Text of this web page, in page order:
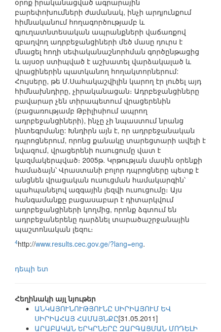
օրոք իրականացված ագրարային
բարեփոխումների ժամանակ, ինչի արդյունքում
հիմնականում հողագործությամբ և
գյուղատնտեսական ապրանքների վաճառքով
զբաղվող ադրբեջանցիների մեծ մասը դուրս է
մնացել հողի սեփականաշնորհման գործընթացից
և այսօր ստիպված է աշխատել վարձակալած և
վրացիներին պատկանող հողակտորներում:
Հույսերը, թե Մ.Սահակաշվիլին կարող էր լուծել այդ
հիմնախնդիրը, չիրականացան։ Ադրբեջանցիները
բավարար չեն տիրապետում վրացերենին
(բացառությամբ Թբիլիսիում ապրող
ադրբեջանցիների), ինչը չի նպաստում նրանց
ինտեգրմանը: Խնդիրն այն է, որ ադրբեջանական
դպրոցներում, որոնց քանակը տարեցտարի ավելի է
նվազում, վրացերենի ուսուցումը վատ է
կազմակերպված։ 2005թ. Կրթության մասին օրենքի
համաձայն՝ Վրաստանի բոլոր դպրոցները պետք է
անցնեն վրացական ուսուցման համակարգին՝
պահպանելով ազգային լեզվի ուսուցումը։ Այս
հանգամանքը բացասաբար է դիտարկվում
ադրբեջանցիների կողմից, որոնք ձգտում են
ադրբեջաներենը դարձնել տարածաշրջանային
պաշտոնական լեզու։
4http://www.results.cec.gov.ge/?lang=eng.
դեպի ետ
Հեղինակի այլ նյութեր
ԱՆԿԱՅՈՒՆՈՒԹՅՈՒՆԸ ՍԻՐԻԱՅՈՒՄ ԵՎ
ՍԻՐԻԱՀԱՅ ՀԱՄԱՅՆՔԸ[31.05.2011]
ԱՐԱԲԱԿԱՆ ԵՐԿՐՆԵՐԸ ԶԱՐԳԱՑՄԱՆ ՄՈԴԵԼԻ